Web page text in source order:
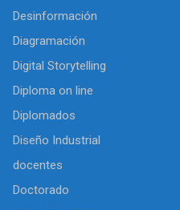
Desinformación
Diagramación
Digital Storytelling
Diploma on line
Diplomados
Diseño Industrial
docentes
Doctorado